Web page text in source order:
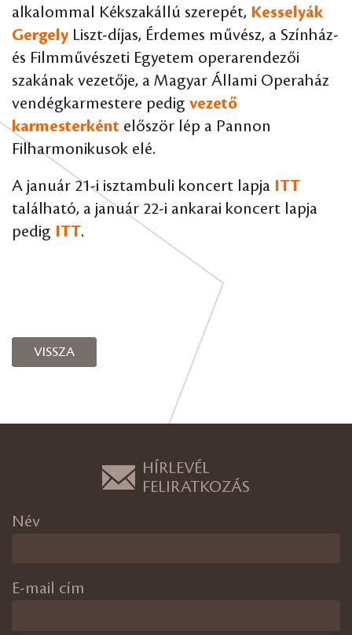
alkalommal Kékszakállú szerepét, Kesselyák
Gergely Liszt-díjas, Érdemes művész, a Színház-
és Filmművészeti Egyetem operarendezői
szakának vezetője, a Magyar Állami Operaház
vendégkarmestere pedig vezető
karmesterként először lép a Pannon
Filharmonikusok elé.
A január 21-i isztambuli koncert lapja ITT
található, a január 22-i ankarai koncert lapja
pedig ITT.
VISSZA
HÍRLEVÉL
FELIRATKOZÁS
Név
E-mail cím